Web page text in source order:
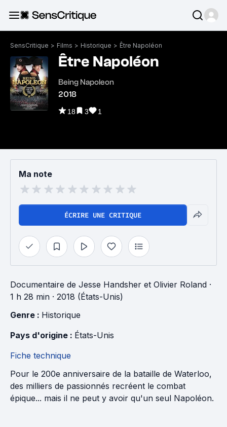
SensCritique > Films > Historique > Être Napoléon
Être Napoléon
Being Napoleon
2018
18 3 1
Ma note
ÉCRIRE UNE CRITIQUE
Documentaire de Jesse Handsher et Olivier Roland ·
1 h 28 min · 2018 (États-Unis)
Genre : Historique
Pays d'origine : États-Unis
Fiche technique
Pour le 200e anniversaire de la bataille de Waterloo,
des milliers de passionnés recréent le combat
épique... mais il ne peut y avoir qu'un seul Napoléon.